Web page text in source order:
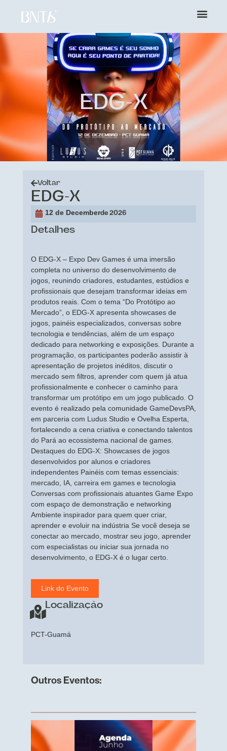
EDG-X
Voltar
EDG-X
12 de Decemberde 2026
Detalhes
O EDG-X – Expo Dev Games é uma imersão
completa no universo do desenvolvimento de
jogos, reunindo criadores, estudantes, estúdios e
profissionais que desejam transformar ideias em
produtos reais. Com o tema “Do Protótipo ao
Mercado”, o EDG-X apresenta showcases de
jogos, painéis especializados, conversas sobre
tecnologia e tendências, além de um espaço
dedicado para networking e exposições. Durante a
programação, os participantes poderão assistir à
apresentação de projetos inéditos, discutir o
mercado sem filtros, aprender com quem já atua
profissionalmente e conhecer o caminho para
transformar um protótipo em um jogo publicado. O
evento é realizado pela comunidade GameDevsPA,
em parceria com Ludus Studio e Ovelha Esperta,
fortalecendo a cena criativa e conectando talentos
do Pará ao ecossistema nacional de games.
Destaques do EDG-X: Showcases de jogos
desenvolvidos por alunos e criadores
independentes Painéis com temas essenciais:
mercado, IA, carreira em games e tecnologia
Conversas com profissionais atuantes Game Expo
com espaço de demonstração e networking
Ambiente inspirador para quem quer criar,
aprender e evoluir na indústria Se você deseja se
conectar ao mercado, mostrar seu jogo, aprender
com especialistas ou iniciar sua jornada no
desenvolvimento, o EDG-X é o lugar certo.
Link do Evento
Localização
PCT-Guamá
Outros Eventos: